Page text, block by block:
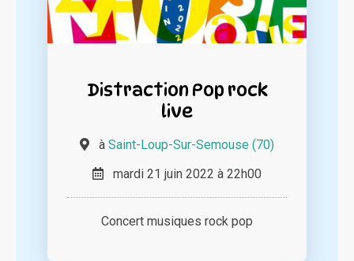
Distraction Pop rock
live
à Saint-Loup-Sur-Semouse (70)
mardi 21 juin 2022 à 22h00
Concert musiques rock pop